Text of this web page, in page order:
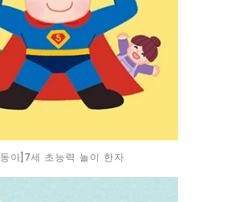
[동아]7세 초능력 놀이 한자